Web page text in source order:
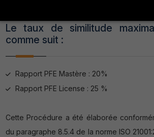
Le taux de similitude
comme suit :
Rapport PFE Mastère : 20%
Rapport PFE License : 25 %
Cette Procédure a été élaborée
du paragraphe 8.5.4 de la norme ISO